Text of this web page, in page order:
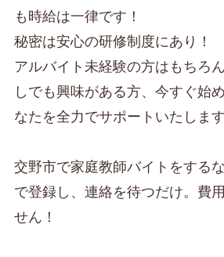
も時給は一律です！
秘密は安心の研修制度にあり！
アルバイト未経験の方はもちろ
しでも興味がある方、今すぐ始
なたを全力でサポートいたします
交野市で家庭教師バイトをする
で登録し、連絡を待つだけ。費
せん！